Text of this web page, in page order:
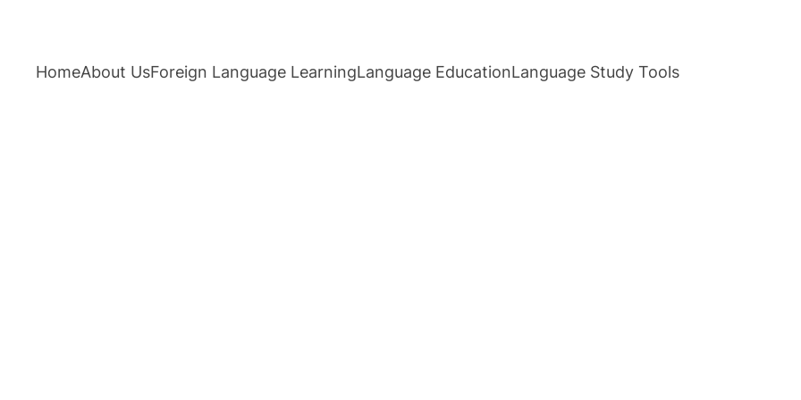
HomeAbout UsForeign Language LearningLanguage EducationLanguage Study Tools